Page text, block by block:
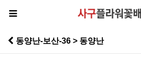
동양난-보산-36 > 동양난